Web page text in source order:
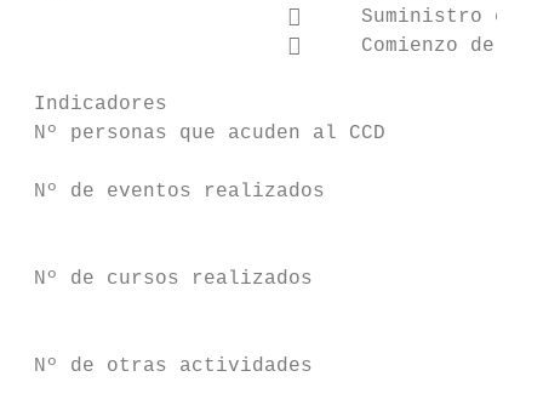
     Suministro
     Comienzo de
Indicadores
Nº personas que acuden al CCD
Nº de eventos realizados
Nº de cursos realizados
Nº de otras actividades